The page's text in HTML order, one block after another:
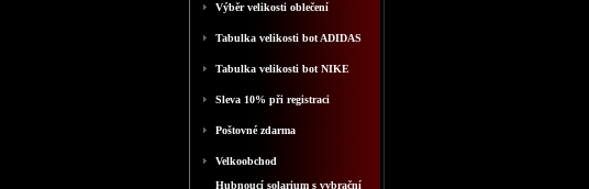
Výběr velikosti oblečení
Tabulka velikosti bot ADIDAS
Tabulka velikosti bot NIKE
Sleva 10% při registraci
Poštovné zdarma
Velkoobchod
Hubnoucí solarium s vybrační